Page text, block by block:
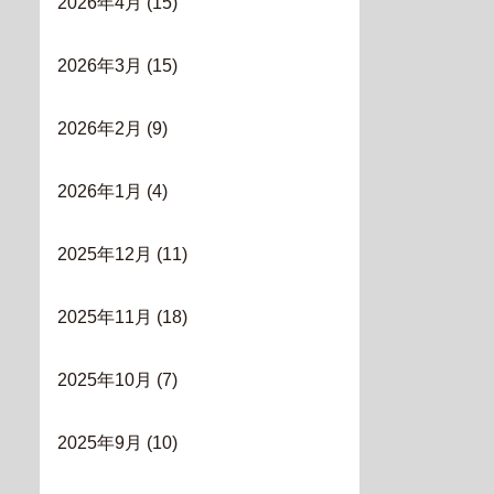
2026年3月 (15)
2026年2月 (9)
2026年1月 (4)
2025年12月 (11)
2025年11月 (18)
2025年10月 (7)
2025年9月 (10)